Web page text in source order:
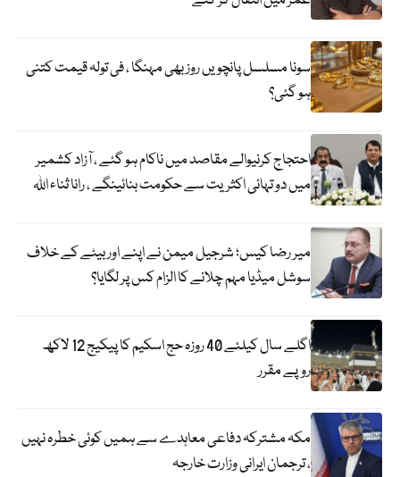
سونا مسلسل پانچویں روز بھی مہنگا ، فی تولہ قیمت کتنی
ہو گئی؟
احتجاج کرنیوالے مقاصد میں ناکام ہو گئے ، آزاد کشمیر
میں دو تہائی اکثریت سے حکومت بنائینگے ، رانا ثناء اللہ
میر رضا کیس؛ شرجیل میمن نے اپنے اور بیٹے کے خلاف
سوشل میڈیا مہم چلانے کا الزام کس پر لگایا؟
اگلے سال کیلئے 40 روزہ حج اسکیم کا پیکیج 12 لاکھ
روپے مقرر
مکہ مشترکہ دفاعی معاہدے سے ہمیں کوئی خطرہ نہیں
، ترجمان ایرانی وزارت خارجہ